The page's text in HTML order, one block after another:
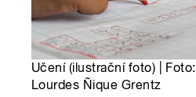
Učení (ilustrační foto) | Foto:
Lourdes Ñique Grentz